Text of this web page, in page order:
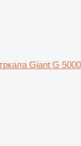
Giant G 5000